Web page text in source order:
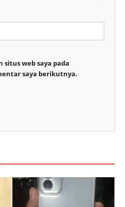
situs web saya pada
saya berikutnya.